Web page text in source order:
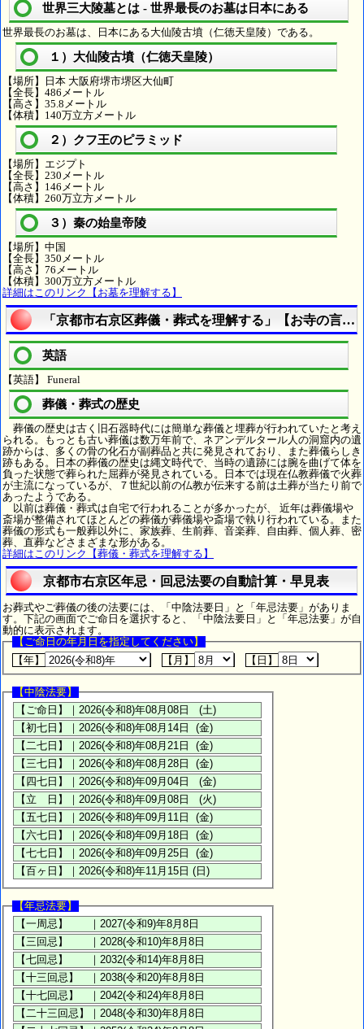
世界三大陵墓とは - 世界最長のお墓は日本にある
世界最長のお墓は、日本にある大仙陵古墳（仁徳天皇陵）である。
１）大仙陵古墳（仁徳天皇陵）
【場所】日本 大阪府堺市堺区大仙町
【全長】486メートル
【高さ】35.8メートル
【体積】140万立方メートル
２）クフ王のピラミッド
【場所】エジプト
【全長】230メートル
【高さ】146メートル
【体積】260万立方メートル
３）秦の始皇帝陵
【場所】中国
【全長】350メートル
【高さ】76メートル
【体積】300万立方メートル
詳細はこのリンク【お墓を理解する】
「京都市右京区葬儀・葬式を理解する」【お寺の言葉
英語
【英語】 Funeral
葬儀・葬式の歴史
葬儀の歴史は古く旧石器時代には簡単な葬儀と埋葬が行われていたと考え
られる。もっとも古い葬儀は数万年前で、ネアンデルタール人の洞窟内の遺
跡からは、多くの骨の化石が副葬品と共に発見されており、また葬儀らしき
跡もある。日本の葬儀の歴史は縄文時代で、当時の遺跡には腕を曲げて体を
負った状態で葬られた屈葬が発見されている。日本では現在仏教葬儀で火葬
が主流になっているが、７世紀以前の仏教が伝来する前は土葬が当たり前で
あったようである。
以前は葬儀・葬式は自宅で行われることが多かったが、 近年は葬儀場や
斎場が整備されてほとんどの葬儀が葬儀場や斎場で執り行われている。また
葬儀の形式も一般葬以外に、家族葬、生前葬、音楽葬、自由葬、個人葬、密
葬、直葬などさまざまな形がある。
詳細はこのリンク【葬儀・葬式を理解する】
京都市右京区年忌・回忌法要の自動計算・早見表
お葬式やご葬儀の後の法要には、「中陰法要日」と「年忌法要」がありま
す。下記の画面でご命日を選択すると、「中陰法要日」と「年忌法要」が自
動的に表示されます。
【ご命日の年月日を指定してください】
【年】
【月】 【日】
【中陰法要】
【年忌法要】